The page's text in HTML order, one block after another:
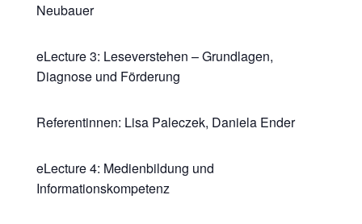
Neubauer
​eLecture 3: Leseverstehen – Grundlagen,
Diagnose und Förderung
​Referentinnen: Lisa Paleczek, Daniela Ender
​eLecture 4: Medienbildung und
Informationskompetenz